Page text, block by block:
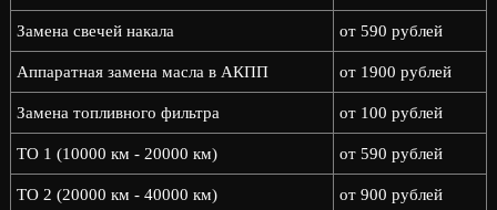
Замена свечей накала от 590 рублей
Аппаратная замена масла в АКПП от 1900 рублей
Замена топливного фильтра от 100 рублей
ТО 1 (10000 км - 20000 км) от 590 рублей
ТО 2 (20000 км - 40000 км) от 900 рублей